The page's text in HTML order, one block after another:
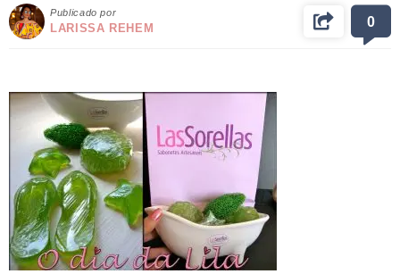
Publicado por
LARISSA REHEM 0